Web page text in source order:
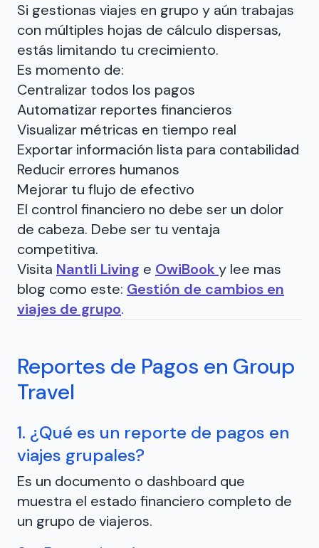
Si gestionas viajes en grupo y aún trabajas
con múltiples hojas de cálculo dispersas,
estás limitando tu crecimiento.
Es momento de:
Centralizar todos los pagos
Automatizar reportes financieros
Visualizar métricas en tiempo real
Exportar información lista para contabilidad
Reducir errores humanos
Mejorar tu flujo de efectivo
El control financiero no debe ser un dolor
de cabeza. Debe ser tu ventaja
competitiva.
Visita Nantli Living e OwiBooky lee mas
blog como este: Gestión de cambios en
viajes de grupo.
Reportes de Pagos en Group
Travel
1. ¿Qué es un reporte de pagos en
viajes grupales?
Es un documento o dashboard que
muestra el estado financiero completo de
un grupo de viajeros.